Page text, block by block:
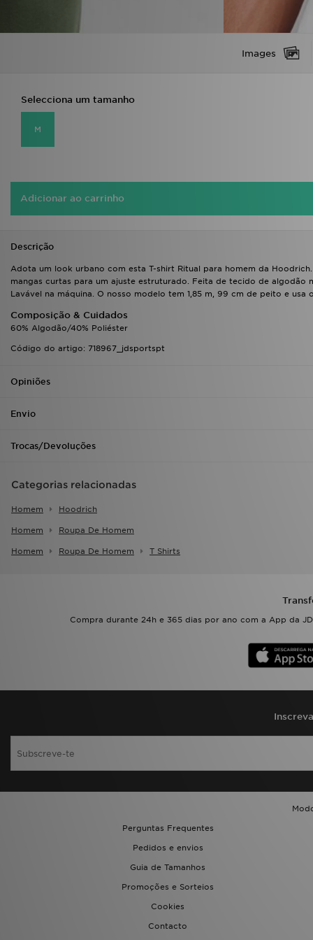
Images
Selecciona um tamanho
M
Adicionar ao carrinho
Descrição
Adota um look urbano com esta T-shirt Ritual para homem da
mangas curtas para um ajuste estruturado. Feita de tecido de
Lavável na máquina. O nosso modelo tem 1,85 m, 99 cm de peito e usa
Composição & Cuidados
60% Algodão/40% Poliéster
Código do artigo: 718967_jdsportspt
Opiniões
Envio
Trocas/Devoluções
Categorias relacionadas
Homem Hoodrich
Homem Roupa De Homem
Homem Roupa De Homem T Shirts
Compra durante 24h e 365 dias por ano com a App da
Perguntas Frequentes
Pedidos e envios
Guia de Tamanhos
Promoções e Sorteios
Cookies
Contacto